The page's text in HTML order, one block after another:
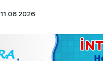
11.06.2026